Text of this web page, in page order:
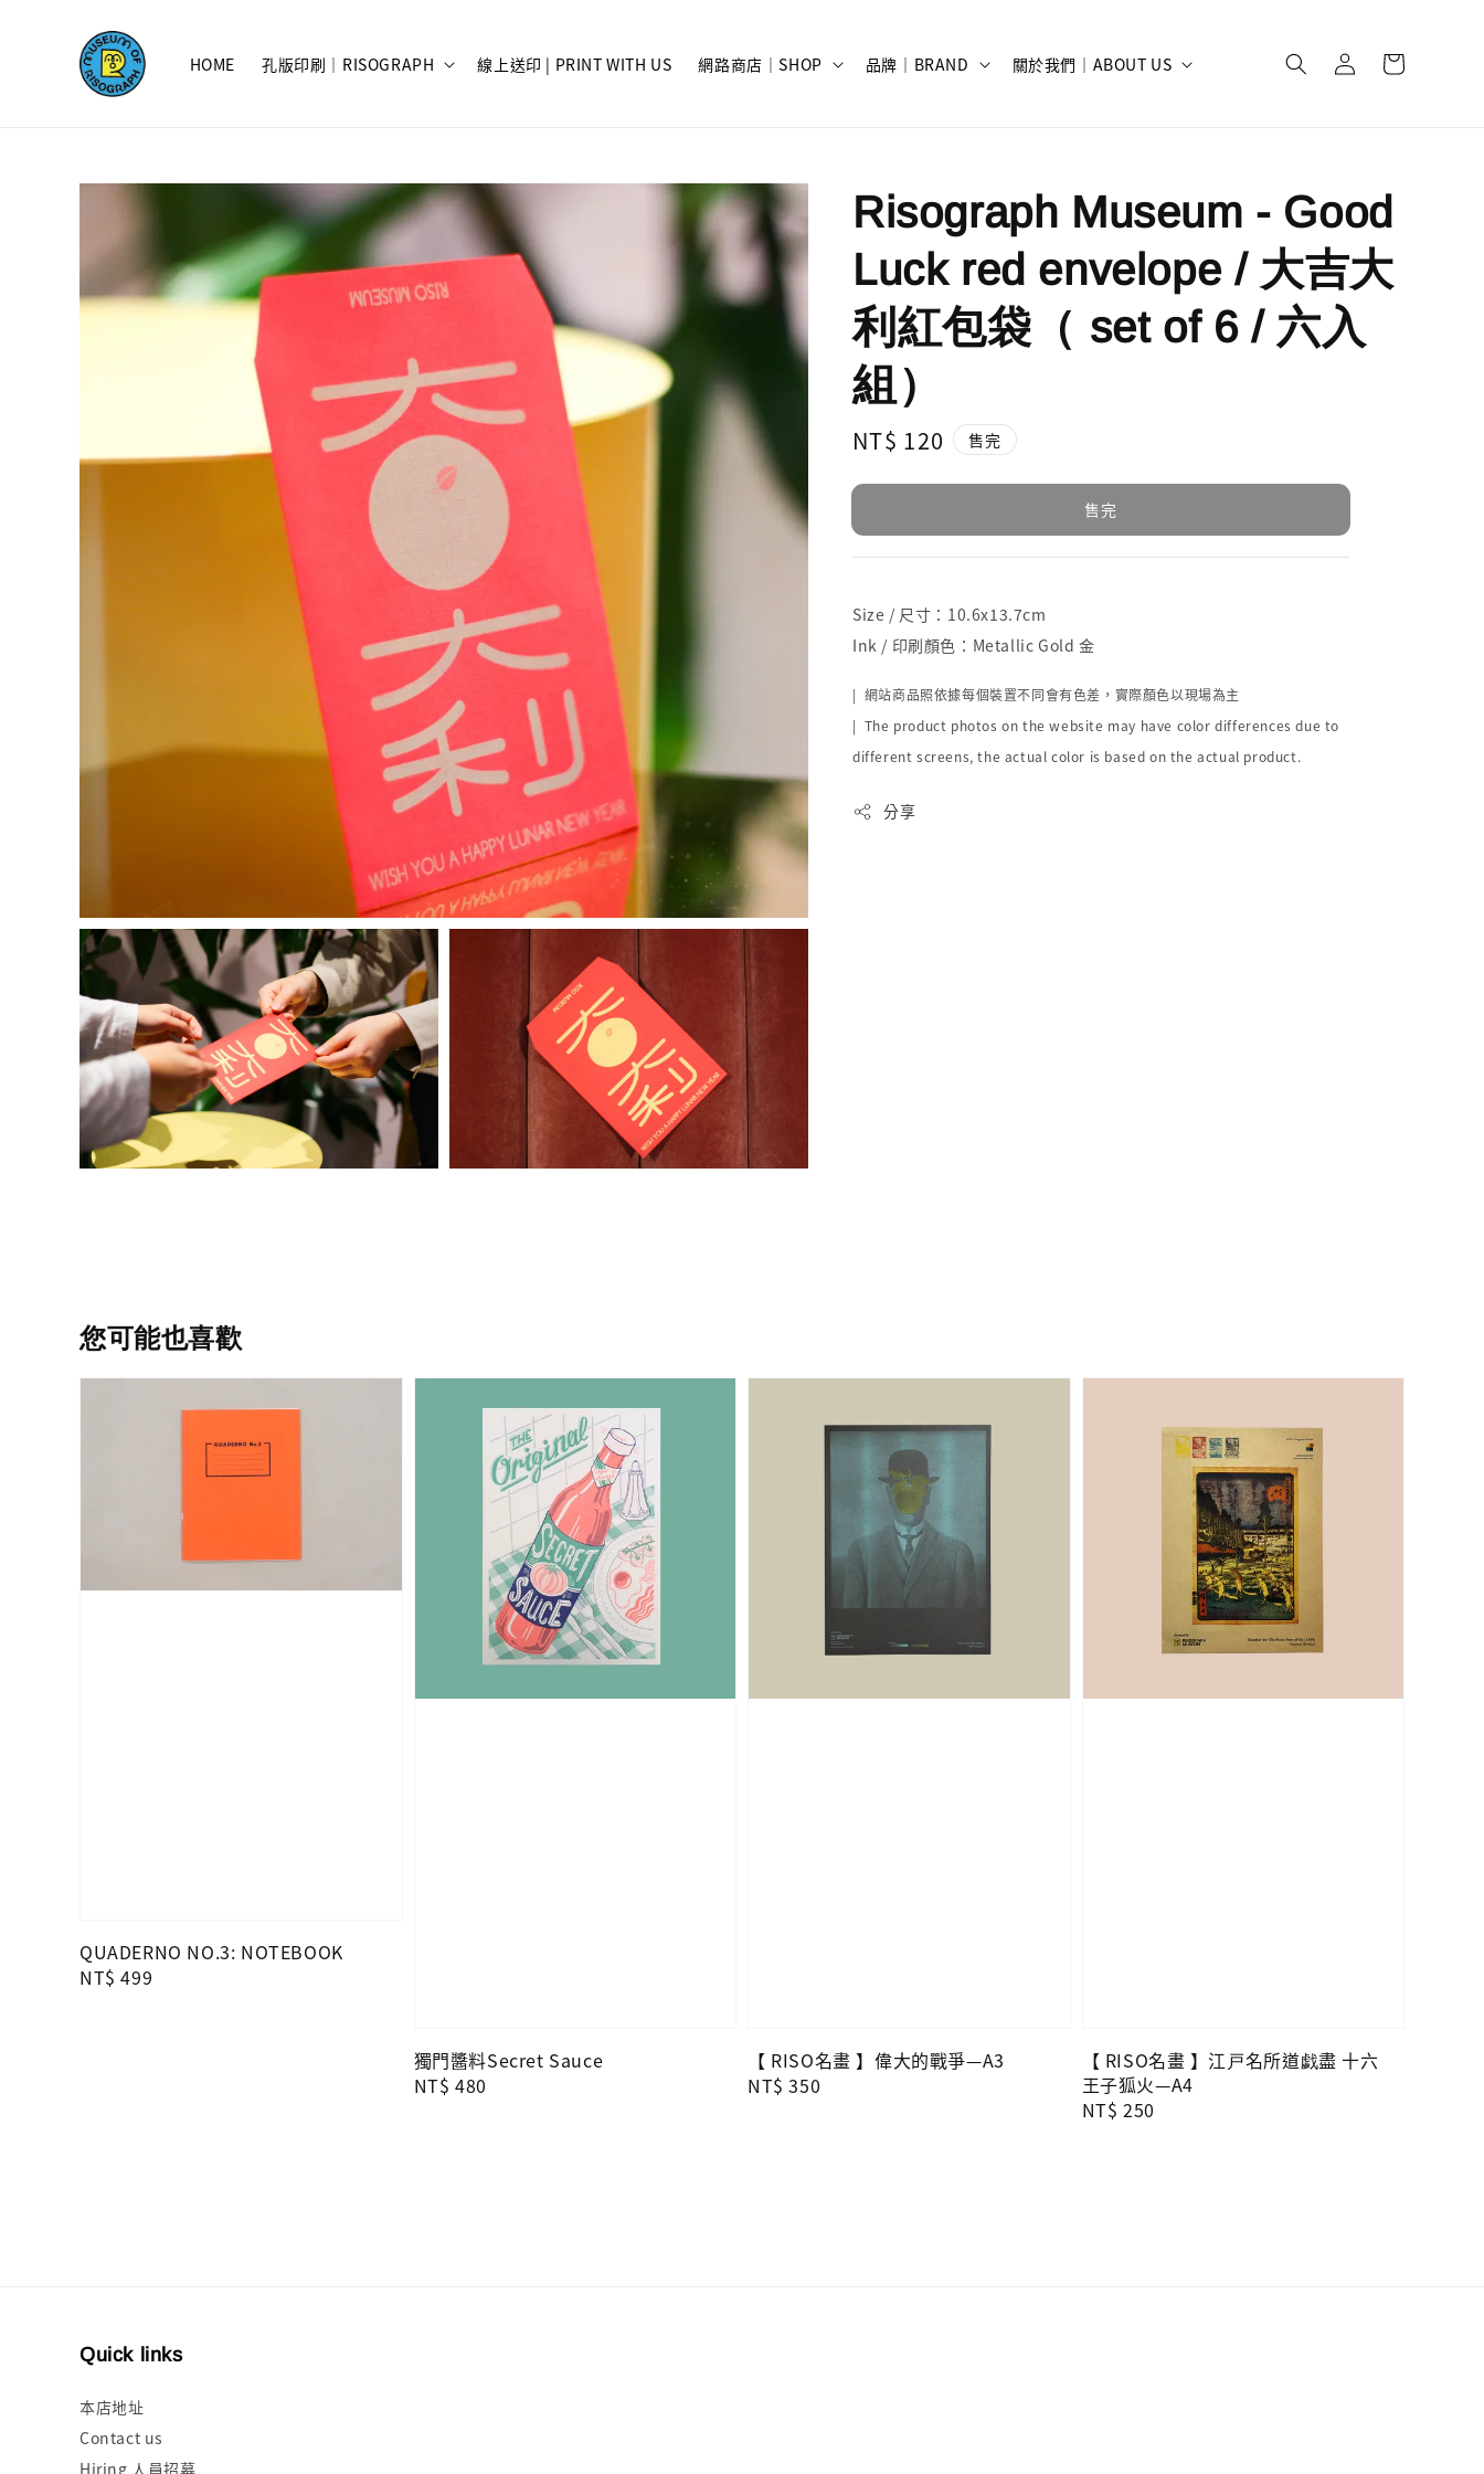
HOME 孔版印刷｜RISOGRAPH 線上送印 | PRINT WITH US 網路商店｜SHOP 品牌｜BRAND 關於我們｜ABOUT US
Risograph Museum - Good
Luck red envelope / 大吉大
利紅包袋（ set of 6 / 六入
組）
Regular
NT$ 120 售完
售完
Size / 尺寸：10.6x13.7cm
Ink / 印刷顏色：Metallic Gold 金
| 網站商品照依據每個裝置不同會有色差，實際顏色以現場為主
| The product photos on the website may have color differences due to
different screens, the actual color is based on the actual product.
分享
您可能也喜歡
QUADERNO NO.3: NOTEBOOK
Regular
NT$ 499
獨門醬料Secret Sauce
Regular
NT$ 480
【 RISO名畫 】偉大的戰爭—A3
Regular
NT$ 350
【 RISO名畫 】江戸名所道戯盡 十六
王子狐火—A4
Regular
NT$ 250
Quick links
本店地址
Contact us
Hiring 人員招募